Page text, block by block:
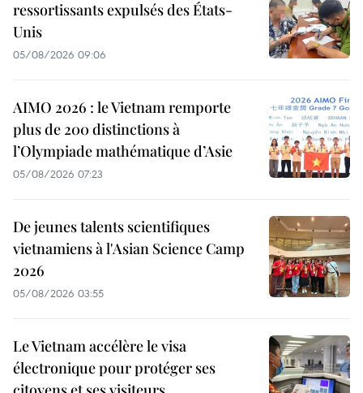
ressortissants expulsés des États-
Unis
05/08/2026 09:06
AIMO 2026 : le Vietnam remporte
plus de 200 distinctions à
l’Olympiade mathématique d’Asie
05/08/2026 07:23
De jeunes talents scientifiques
vietnamiens à l'Asian Science Camp
2026
05/08/2026 03:55
Le Vietnam accélère le visa
électronique pour protéger ses